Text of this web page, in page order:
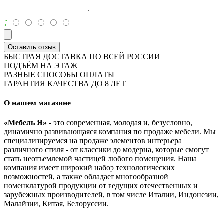
:
Оставить отзыв
БЫСТРАЯ ДОСТАВКА ПО ВСЕЙ РОССИИ
ПОДЪЁМ НА ЭТАЖ
РАЗНЫЕ СПОСОБЫ ОПЛАТЫ
ГАРАНТИЯ КАЧЕСТВА ДО 8 ЛЕТ
О нашем магазине
«Мебель Я» - это современная, молодая и, безусловно,
динамично развивающаяся компания по продаже мебели. Мы
специализируемся на продаже элементов интерьера
различного стиля - от классики до модерна, которые смогут
стать неотъемлемой частицей любого помещения. Наша
компания имеет широкий набор технологических
возможностей, а также обладает многообразной
номенклатурой продукции от ведущих отечественных и
зарубежных производителей, в том числе Италии, Индонезии,
Малайзии, Китая, Белоруссии.